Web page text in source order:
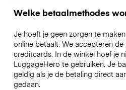
Welke betaalmethodes
Je hoeft je geen zorgen te
online betaalt. We accepteren
creditcards. In de winkel hoef je
LuggageHero te gebruiken. Je
geldig als je de betaling direct
gedaan.